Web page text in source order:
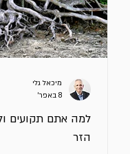
למה אתם תקועים
הזר
מיכאל גלי
8 באפר׳